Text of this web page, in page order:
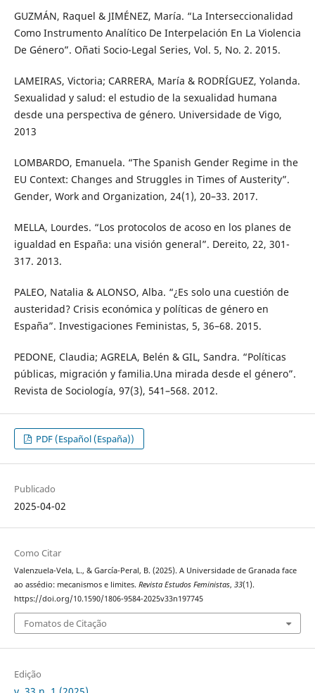
GUZMÁN, Raquel & JIMÉNEZ, María. “La Interseccionalidad
Como Instrumento Analítico De Interpelación En La Violencia
De Género”. Oñati Socio-Legal Series, Vol. 5, No. 2. 2015.
LAMEIRAS, Victoria; CARRERA, María & RODRÍGUEZ, Yolanda.
Sexualidad y salud: el estudio de la sexualidad humana
desde una perspectiva de género. Universidade de Vigo,
2013
LOMBARDO, Emanuela. “The Spanish Gender Regime in the
EU Context: Changes and Struggles in Times of Austerity”.
Gender, Work and Organization, 24(1), 20–33. 2017.
MELLA, Lourdes. “Los protocolos de acoso en los planes de
igualdad en España: una visión general”. Dereito, 22, 301-
317. 2013.
PALEO, Natalia & ALONSO, Alba. “¿Es solo una cuestión de
austeridad? Crisis económica y políticas de género en
España”. Investigaciones Feministas, 5, 36–68. 2015.
PEDONE, Claudia; AGRELA, Belén & GIL, Sandra. “Políticas
públicas, migración y familia.Una mirada desde el género”.
Revista de Sociología, 97(3), 541–568. 2012.
PDF (Español (España))
Publicado
2025-04-02
Como Citar
Valenzuela-Vela, L., & García-Peral, B. (2025). A Universidade de Granada face
ao assédio: mecanismos e limites. Revista Estudos Feministas, 33(1).
https://doi.org/10.1590/1806-9584-2025v33n197745
Fomatos de Citação
Edição